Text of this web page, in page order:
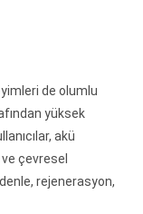
de olumlu
yüksek
akü
çevresel
rejenerasyon,